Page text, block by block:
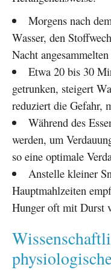
Morgens nach
Wasser, den
Nacht
Etwa 20 bis 30
getrunken, steigert
reduziert die Gefahr,
Während des
werden, um
so eine optimale
Anstelle kleiner
Hauptmahlzeiten
Hunger oft mit Durst